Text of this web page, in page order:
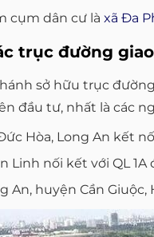
cụm dân cư là xã Đa
trục đường
sở hữu trục
đầu tư, nhất là các
Hòa, Long An kết
Linh nối kết với QL
An, huyện Cần